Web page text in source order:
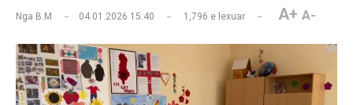
Nga B.M 04.01.2026 15:40 1,796 e lexuar A+ A-